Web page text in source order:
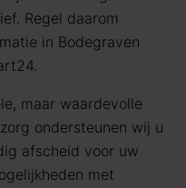
Regel daarom
in Bodegraven
maar waardevolle
ondersteunen wij u
afscheid voor uw
met